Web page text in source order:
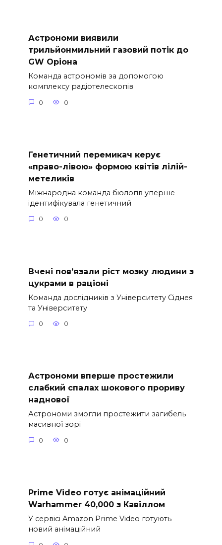
Астрономи виявили
трильйонмильний газовий потік до
GW Оріона
Команда астрономів за допомогою
комплексу радіотелескопів
0 0
Генетичний перемикач керує
«право-лівою» формою квітів лілій-
метеликів
Міжнародна команда біологів уперше
ідентифікувала генетичний
0 0
Вчені пов’язали ріст мозку людини з
цукрами в раціоні
Команда дослідників з Університету Сіднея
та Університету
0 0
Астрономи вперше простежили
слабкий спалах шокового прориву
наднової
Астрономи змогли простежити загибель
масивної зорі
0 0
Prime Video готує анімаційний
Warhammer 40,000 з Кавіллом
У сервісі Amazon Prime Video готують
новий анімаційний